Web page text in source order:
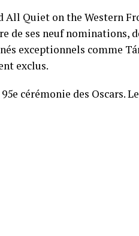
All Quiet on the Western
de ses neuf
exceptionnels comme
exclus.
cérémonie des Oscars.